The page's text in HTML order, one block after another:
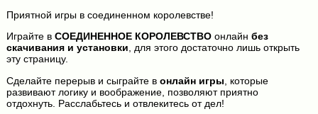
Приятной игры в соединенном королевстве!
Играйте в СОЕДИНЕННОЕ КОРОЛЕВСТВОонлайн без
скачивания и установки, для этого достаточно лишь открыть
эту страницу.
Сделайте перерыв и сыграйте в онлайн игры , которые
развивают логику и воображение, позволяют приятно
отдохнуть. Расслабьтесь и отвлекитесь от дел!